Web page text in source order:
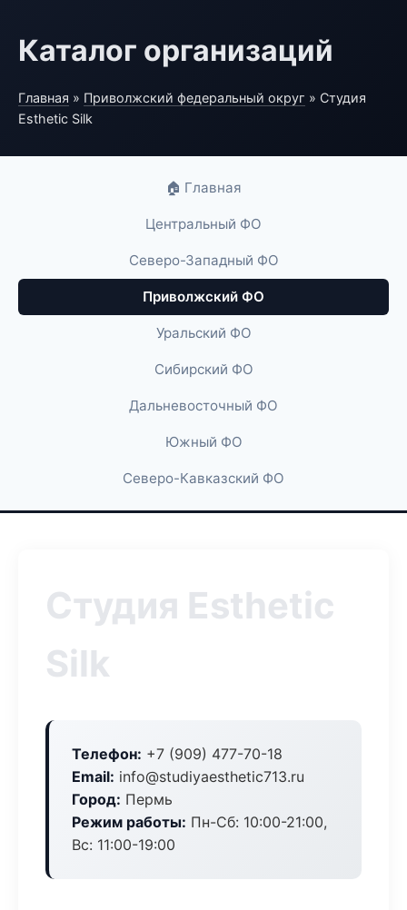
Каталог организаций
Главная » Приволжский федеральный округ » Студия
Esthetic Silk
🏠 Главная
Центральный ФО
Северо-Западный ФО
Приволжский ФО
Уральский ФО
Сибирский ФО
Дальневосточный ФО
Южный ФО
Северо-Кавказский ФО
Студия Esthetic
Silk
Телефон: +7 (909) 477-70-18
Email: info@studiyaesthetic713.ru
Город: Пермь
Режим работы: Пн-Сб: 10:00-21:00,
Вс: 11:00-19:00